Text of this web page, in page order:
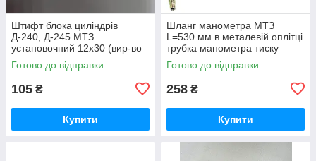
Штифт блока циліндрів
Д-240, Д-245 МТЗ
установочний 12х30 (вир-во
Україна) 50-1002034 / 50-
1002034-А
Готово до відправки
105 ₴
Купити
Шланг манометра МТЗ
L=530 мм в металевій оплітці
трубка манометра тиску
масла (вир-во Україна) 70-
3801180
Готово до відправки
258 ₴
Купити